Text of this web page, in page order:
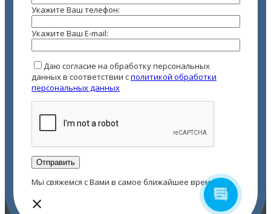
Укажите Ваш телефон:
Укажите Ваш E-mail:
Даю согласие на обработку персональных
данных в соответствии сполитикой обработки
персональных данных
Мы свяжемся с Вами в самое ближайшее время!
×